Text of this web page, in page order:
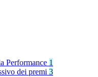
Performance 1
dei premi 3